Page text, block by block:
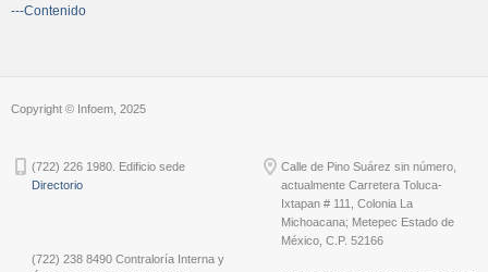
---Contenido
Copyright © Infoem, 2025
(722) 226 1980. Edificio sede
Directorio
(722) 238 8490 Contraloría Interna y
Calle de Pino Suárez sin número,
actualmente Carretera Toluca-
Ixtapan # 111, Colonia La
Michoacana; Metepec Estado de
México, C.P. 52166